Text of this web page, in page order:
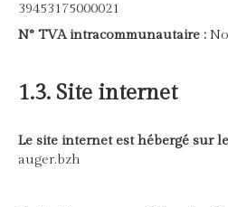
39453175000021
N° TVA intracommunautaire :
1.3. Site internet
Le site internet est hébergé sur
auger.bzh